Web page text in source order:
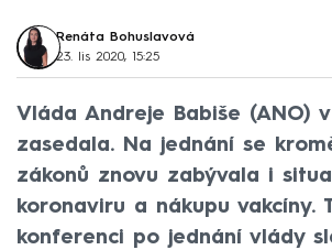
Renáta Bohuslavová
23. lis 2020, 15:25
Vláda Andreje Babiše (ANO)
zasedala. Na jednání se
zákonů znovu zabývala i
koronaviru a nákupu vakcíny.
konferenci po jednání vlády